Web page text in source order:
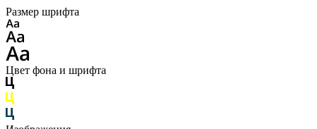
Размер шрифта
Цвет фона и шрифта